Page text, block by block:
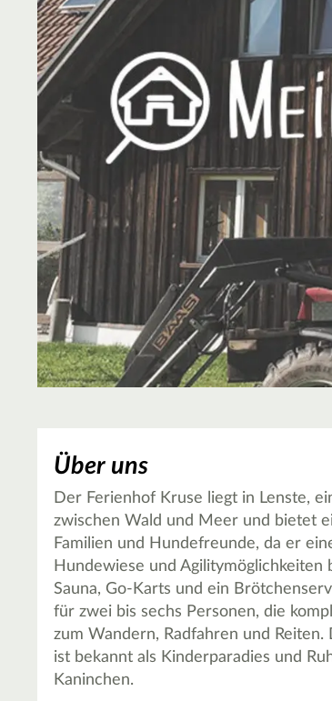
Über uns
Der Ferienhof Kruse liegt in Lenste,
zwischen Wald und Meer und bietet
Familien und Hundefreunde, da er
Hundewiese und Agilitymöglichkeiten
Sauna, Go-Karts und ein
für zwei bis sechs Personen, die
zum Wandern, Radfahren und
ist bekannt als Kinderparadies und
Kaninchen.